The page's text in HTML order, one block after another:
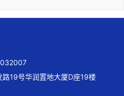
19号华润置地大厦D座19楼